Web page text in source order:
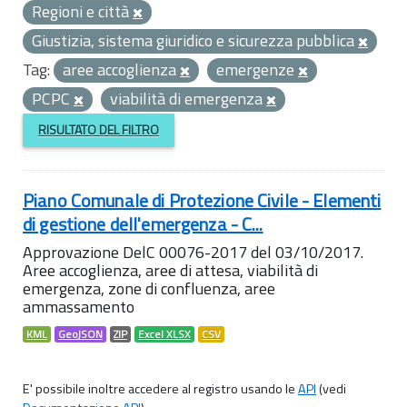
Regioni e città
Giustizia, sistema giuridico e sicurezza pubblica
Tag: aree accoglienza
emergenze
PCPC
viabilità di emergenza
RISULTATO DEL FILTRO
Piano Comunale di Protezione Civile - Elementi
di gestione dell'emergenza - C...
Approvazione DelC 00076-2017 del 03/10/2017.
Aree accoglienza, aree di attesa, viabilità di
emergenza, zone di confluenza, aree
ammassamento
KML GeoJSON ZIP Excel XLSX CSV
E' possibile inoltre accedere al registro usando leAPI(vedi